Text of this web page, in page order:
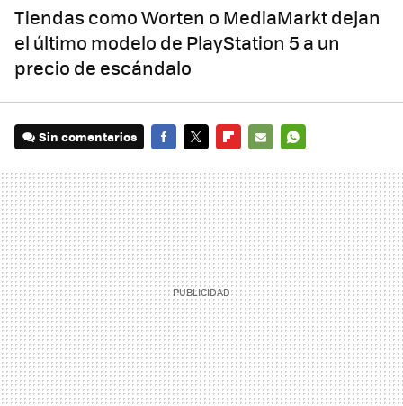
Tiendas como Worten o MediaMarkt dejan
el último modelo de PlayStation 5 a un
precio de escándalo
Sin comentarios
MAIL